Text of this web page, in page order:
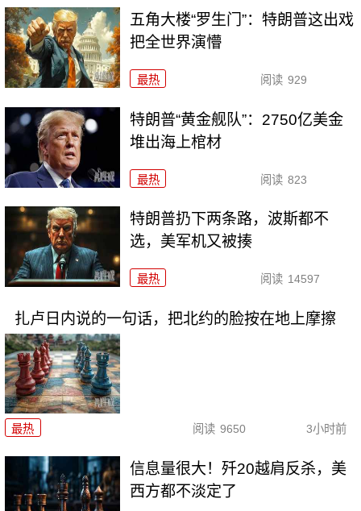
五角大楼“罗生门”：特朗普这出戏
把全世界演懵
最热 阅读 929
特朗普“黄金舰队”：2750亿美金
堆出海上棺材
最热 阅读 823
特朗普扔下两条路，波斯都不
选，美军机又被揍
最热 阅读 14597
扎卢日内说的一句话，把北约的脸按在地上摩擦
最热 阅读 9650 3小时前
信息量很大！歼20越肩反杀，美
西方都不淡定了